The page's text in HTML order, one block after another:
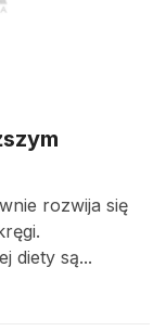
rozwija się
diety są...